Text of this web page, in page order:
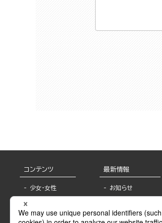
コンテンツ
少女・女性
BL
最新情報
お知らせ
報